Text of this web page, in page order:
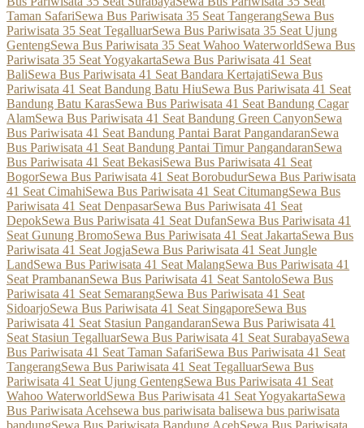
Taman SafariSewa Bus Pariwisata 35 Seat TangerangSewa Bus
Pariwisata 35 Seat TegalluarSewa Bus Pariwisata 35 Seat Ujung
GentengSewa Bus Pariwisata 35 Seat Wahoo WaterworldSewa Bus
Pariwisata 35 Seat YogyakartaSewa Bus Pariwisata 41 Seat
BaliSewa Bus Pariwisata 41 Seat Bandara KertajatiSewa Bus
Pariwisata 41 Seat Bandung Batu HiuSewa Bus Pariwisata 41 Seat
Bandung Batu KarasSewa Bus Pariwisata 41 Seat Bandung Cagar
AlamSewa Bus Pariwisata 41 Seat Bandung Green CanyonSewa
Bus Pariwisata 41 Seat Bandung Pantai Barat PangandaranSewa
Bus Pariwisata 41 Seat Bandung Pantai Timur PangandaranSewa
Bus Pariwisata 41 Seat BekasiSewa Bus Pariwisata 41 Seat
BogorSewa Bus Pariwisata 41 Seat BorobudurSewa Bus Pariwisata
41 Seat CimahiSewa Bus Pariwisata 41 Seat CitumangSewa Bus
Pariwisata 41 Seat DenpasarSewa Bus Pariwisata 41 Seat
DepokSewa Bus Pariwisata 41 Seat DufanSewa Bus Pariwisata 41
Seat Gunung BromoSewa Bus Pariwisata 41 Seat JakartaSewa Bus
Pariwisata 41 Seat JogjaSewa Bus Pariwisata 41 Seat Jungle
LandSewa Bus Pariwisata 41 Seat MalangSewa Bus Pariwisata 41
Seat PrambananSewa Bus Pariwisata 41 Seat SantoloSewa Bus
Pariwisata 41 Seat SemarangSewa Bus Pariwisata 41 Seat
SidoarjoSewa Bus Pariwisata 41 Seat SingaporeSewa Bus
Pariwisata 41 Seat Stasiun PangandaranSewa Bus Pariwisata 41
Seat Stasiun TegalluarSewa Bus Pariwisata 41 Seat SurabayaSewa
Bus Pariwisata 41 Seat Taman SafariSewa Bus Pariwisata 41 Seat
TangerangSewa Bus Pariwisata 41 Seat TegalluarSewa Bus
Pariwisata 41 Seat Ujung GentengSewa Bus Pariwisata 41 Seat
Wahoo WaterworldSewa Bus Pariwisata 41 Seat YogyakartaSewa
Bus Pariwisata Acehsewa bus pariwisata balisewa bus pariwisata